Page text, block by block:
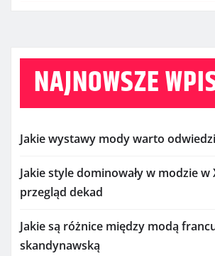
NAJNOWSZE
Jakie wystawy mody warto
Jakie style dominowały w modzie w
przegląd dekad
Jakie są różnice między modą
skandynawską